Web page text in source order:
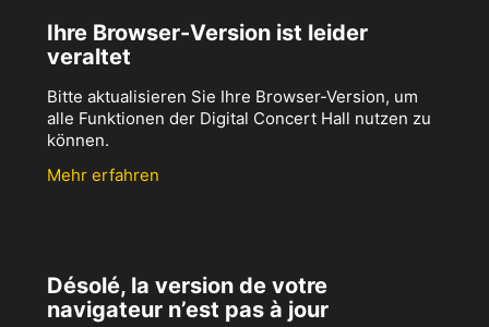
Ihre Browser-Version ist leider
veraltet
Bitte aktualisieren Sie Ihre Browser-Version, um
alle Funktionen der Digital Concert Hall nutzen zu
können.
Mehr erfahren
Désolé, la version de votre
navigateur n’est pas à jour